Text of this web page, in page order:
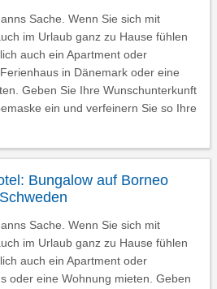
Sache. Wenn Sie sich mit
im Urlaub ganz zu Hause fühlen
auch ein Apartment oder
in Dänemark oder eine
Geben Sie Ihre Wunschunterkunft
ein und verfeinern Sie so Ihre
Bungalow auf Borneo
Sache. Wenn Sie sich mit
im Urlaub ganz zu Hause fühlen
auch ein Apartment oder
oder eine Wohnung mieten. Geben